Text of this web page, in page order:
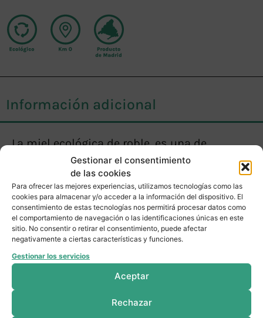
Gestionar el consentimiento
de las cookies
Para ofrecer las mejores experiencias, utilizamos tecnologías como las
cookies para almacenar y/o acceder a la información del dispositivo. El
consentimiento de estas tecnologías nos permitirá procesar datos como
el comportamiento de navegación o las identificaciones únicas en este
sitio. No consentir o retirar el consentimiento, puede afectar
negativamente a ciertas características y funciones.
Gestionar los servicios
Aceptar
Rechazar
Información adicional
La miel ecológica de roble, es una de
nuestras mieles más galardonadas. Ha
conseguido diferentes premios a la mejor
miel oscura en la Comunidad de Madrid y
recientemente (2022) el premio
Platinum del prestigioso concurso London
mieles del mundo.